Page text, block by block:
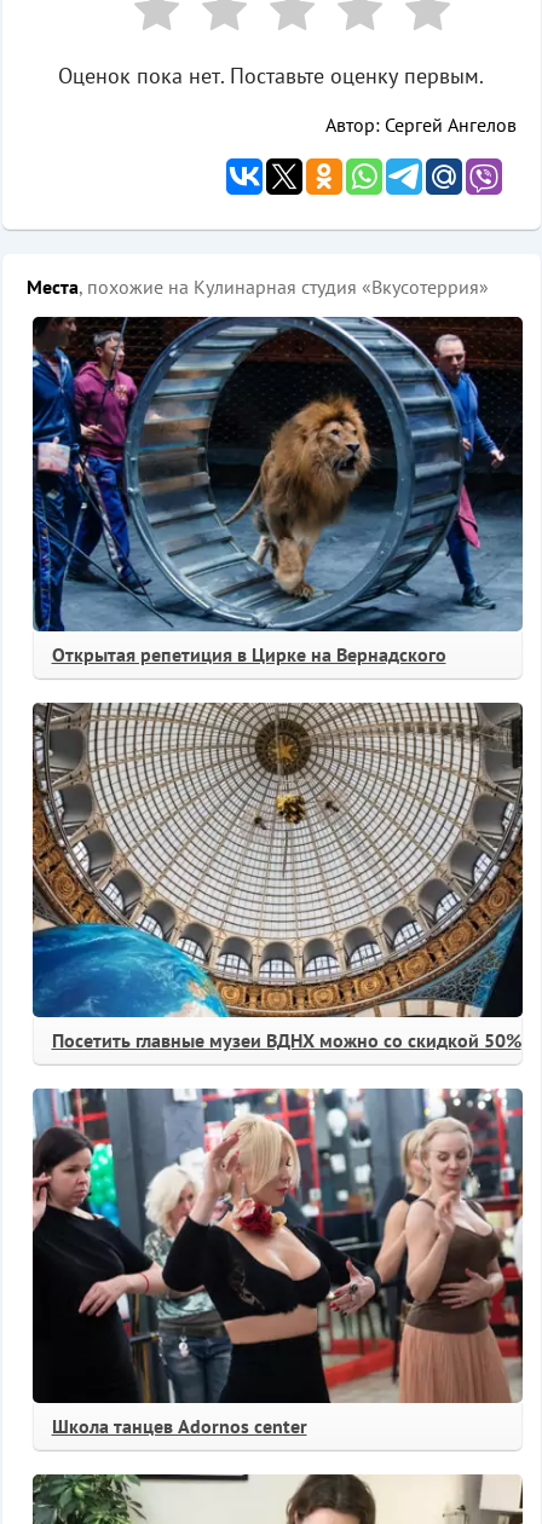
Оценок пока нет. Поставьте оценку первым.
Автор: Сергей Ангелов
Места, похожие на Кулинарная студия «Вкусотеррия»
Открытая репетиция в Цирке на Вернадского
Посетить главные музеи ВДНХ можно со скидкой 50%
Школа танцев Adornos center